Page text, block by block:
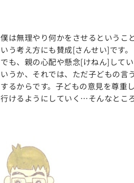
僕は無理やり何かをさせるというこ
いう考え方にも賛成[さんせい]です。
でも、親の心配や懸念[けねん]して
いうか、それでは、ただ子どもの言
するからです。子どもの意見を尊重
行けるようにしていく…そんなとこ